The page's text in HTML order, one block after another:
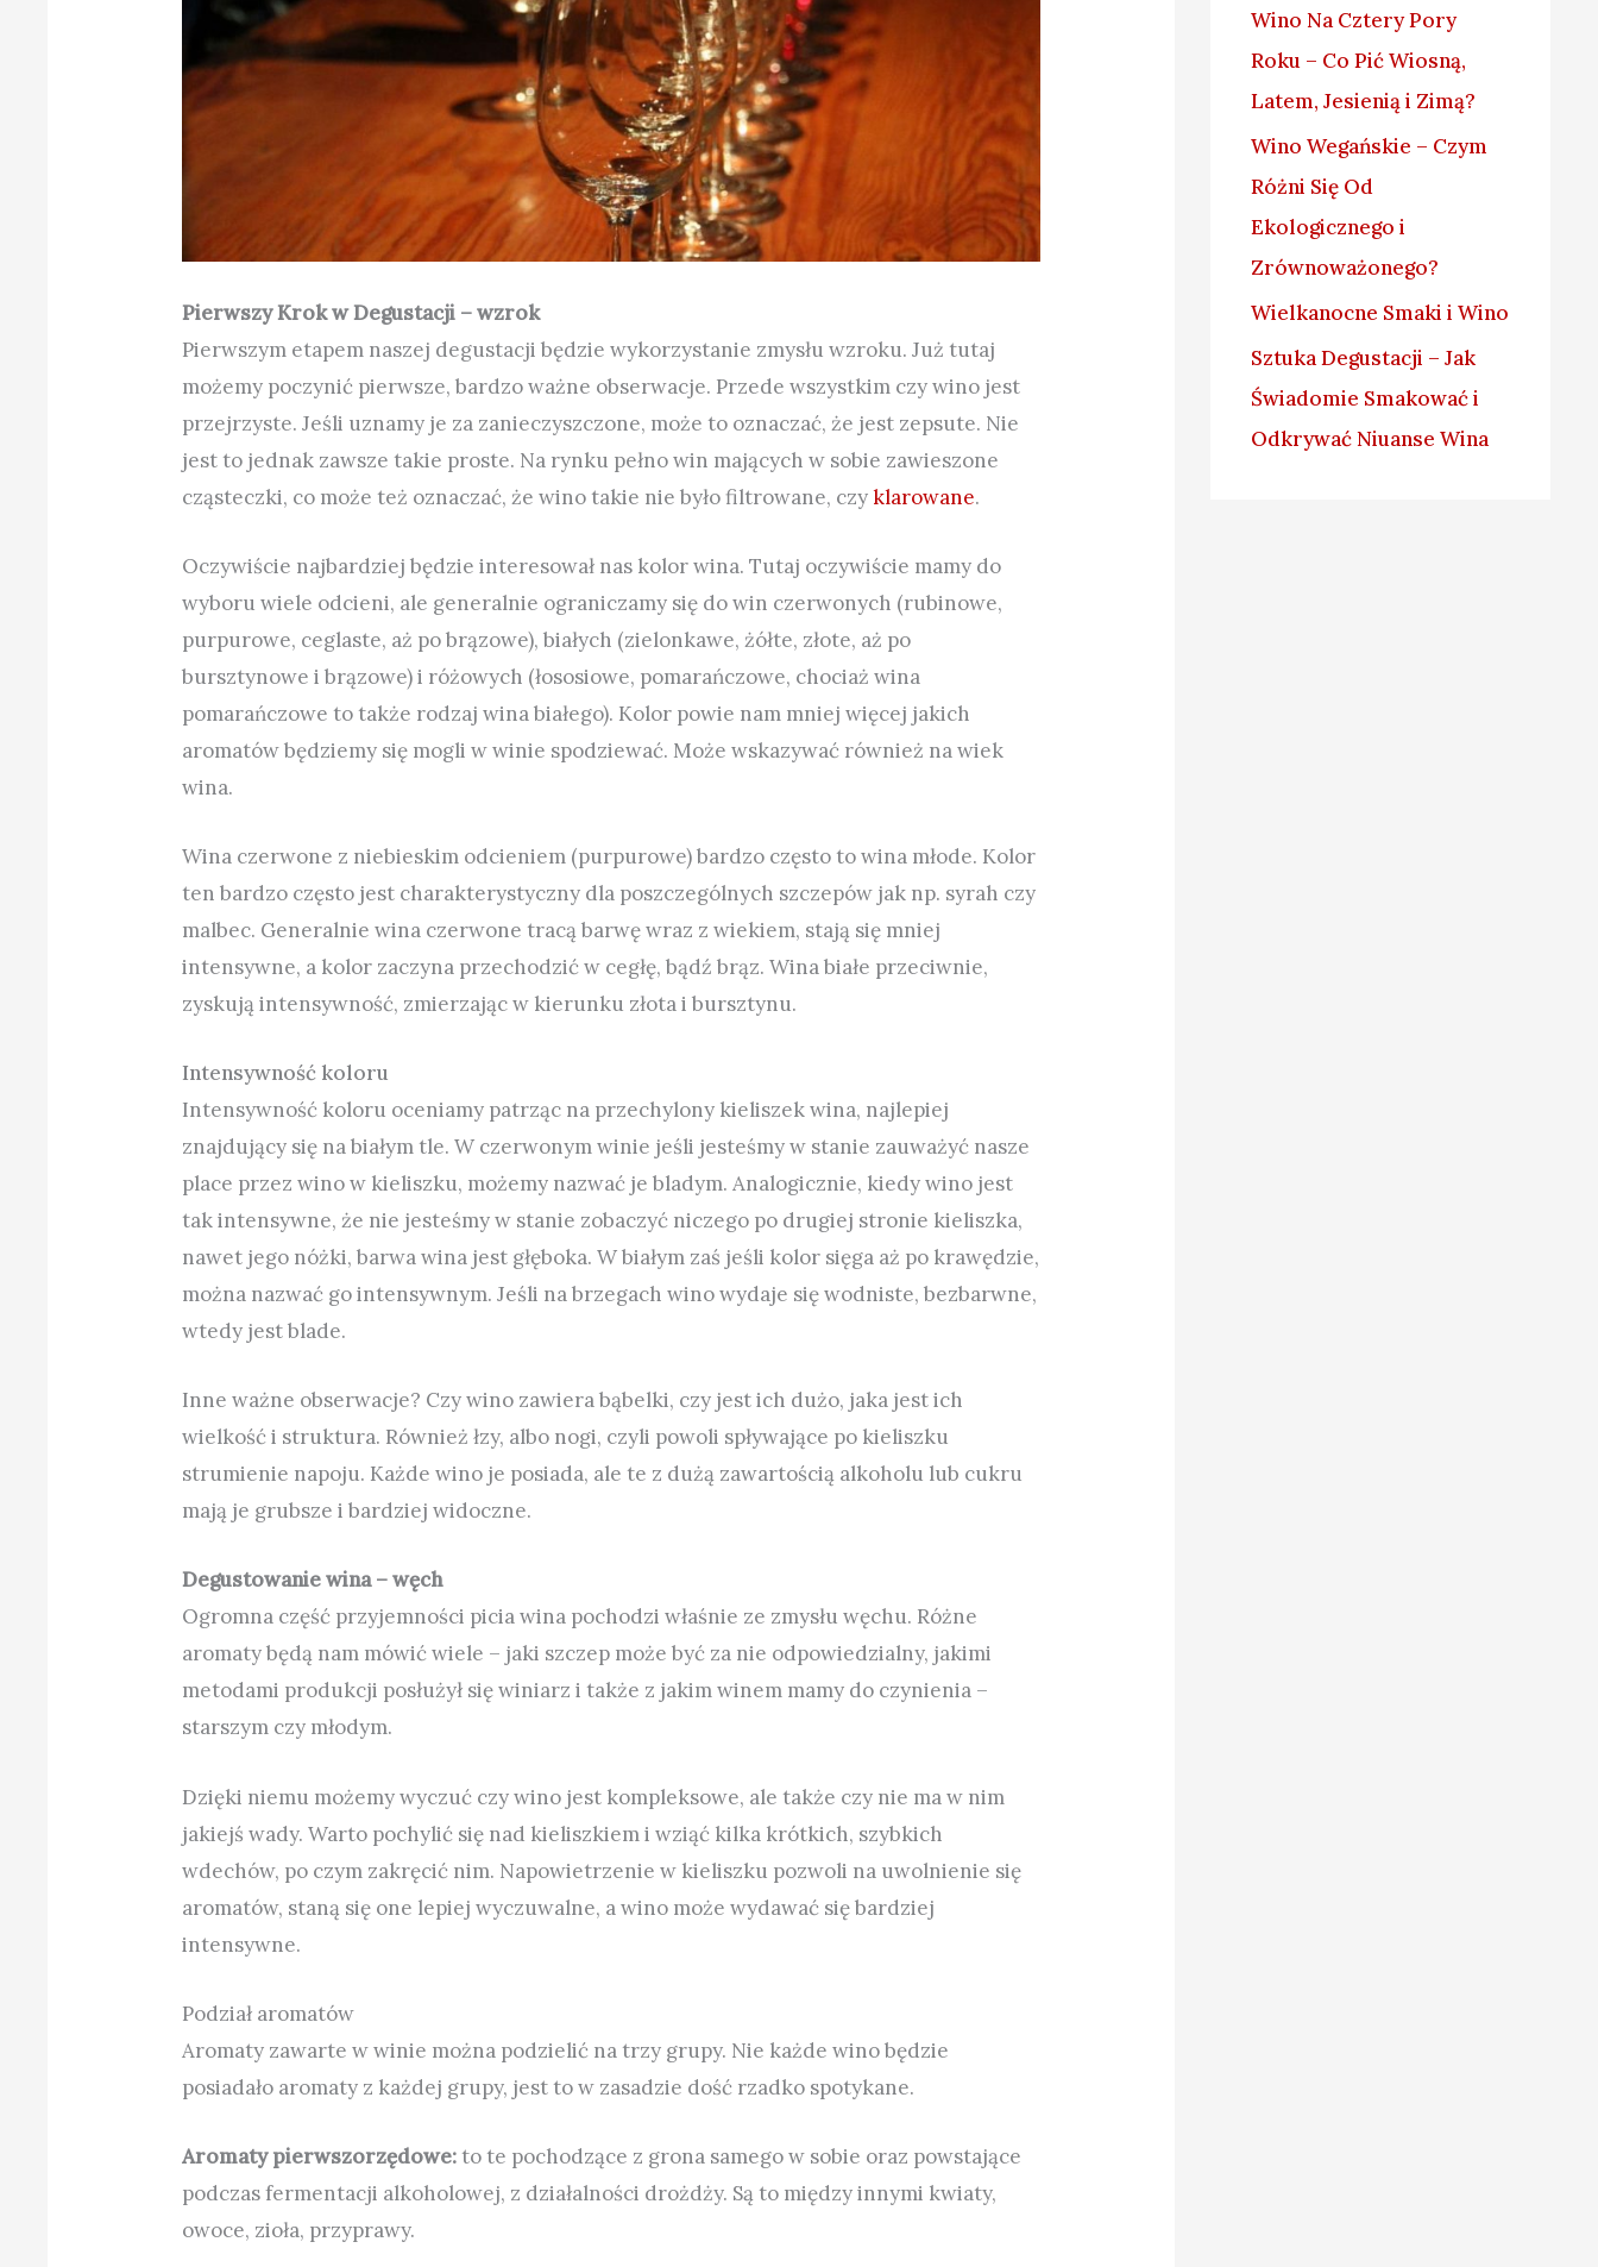
Pierwszy Krok w Degustacji – wzrok
Pierwszym etapem naszej degustacji będzie wykorzystanie zmysłu wzroku. Już tutaj
możemy poczynić pierwsze, bardzo ważne obserwacje. Przede wszystkim czy wino jest
przejrzyste. Jeśli uznamy je za zanieczyszczone, może to oznaczać, że jest zepsute. Nie
jest to jednak zawsze takie proste. Na rynku pełno win mających w sobie zawieszone
cząsteczki, co może też oznaczać, że wino takie nie było filtrowane, czyklarowane.
Oczywiście najbardziej będzie interesował nas kolor wina. Tutaj oczywiście mamy do
wyboru wiele odcieni, ale generalnie ograniczamy się do win czerwonych (rubinowe,
purpurowe, ceglaste, aż po brązowe), białych (zielonkawe, żółte, złote, aż po
bursztynowe i brązowe) i różowych (łososiowe, pomarańczowe, chociaż wina
pomarańczowe to także rodzaj wina białego). Kolor powie nam mniej więcej jakich
aromatów będziemy się mogli w winie spodziewać. Może wskazywać również na wiek
wina.
Wina czerwone z niebieskim odcieniem (purpurowe) bardzo często to wina młode. Kolor
ten bardzo często jest charakterystyczny dla poszczególnych szczepów jak np. syrah czy
malbec. Generalnie wina czerwone tracą barwę wraz z wiekiem, stają się mniej
intensywne, a kolor zaczyna przechodzić w cegłę, bądź brąz. Wina białe przeciwnie,
zyskują intensywność, zmierzając w kierunku złota i bursztynu.
Intensywność koloru
Intensywność koloru oceniamy patrząc na przechylony kieliszek wina, najlepiej
znajdujący się na białym tle. W czerwonym winie jeśli jesteśmy w stanie zauważyć nasze
place przez wino w kieliszku, możemy nazwać je bladym. Analogicznie, kiedy wino jest
tak intensywne, że nie jesteśmy w stanie zobaczyć niczego po drugiej stronie kieliszka,
nawet jego nóżki, barwa wina jest głęboka. W białym zaś jeśli kolor sięga aż po krawędzie,
można nazwać go intensywnym. Jeśli na brzegach wino wydaje się wodniste, bezbarwne,
wtedy jest blade.
Inne ważne obserwacje? Czy wino zawiera bąbelki, czy jest ich dużo, jaka jest ich
wielkość i struktura. Również łzy, albo nogi, czyli powoli spływające po kieliszku
strumienie napoju. Każde wino je posiada, ale te z dużą zawartością alkoholu lub cukru
mają je grubsze i bardziej widoczne.
Degustowanie wina – węch
Ogromna część przyjemności picia wina pochodzi właśnie ze zmysłu węchu. Różne
aromaty będą nam mówić wiele – jaki szczep może być za nie odpowiedzialny, jakimi
metodami produkcji posłużył się winiarz i także z jakim winem mamy do czynienia –
starszym czy młodym.
Dzięki niemu możemy wyczuć czy wino jest kompleksowe, ale także czy nie ma w nim
jakiejś wady. Warto pochylić się nad kieliszkiem i wziąć kilka krótkich, szybkich
wdechów, po czym zakręcić nim. Napowietrzenie w kieliszku pozwoli na uwolnienie się
aromatów, staną się one lepiej wyczuwalne, a wino może wydawać się bardziej
intensywne.
Podział aromatów
Aromaty zawarte w winie można podzielić na trzy grupy. Nie każde wino będzie
posiadało aromaty z każdej grupy, jest to w zasadzie dość rzadko spotykane.
Aromaty pierwszorzędowe:to te pochodzące z grona samego w sobie oraz powstające
podczas fermentacji alkoholowej, z działalności drożdży. Są to między innymi kwiaty,
owoce, zioła, przyprawy.
Wino Na Cztery Pory
Roku – Co Pić Wiosną,
Latem, Jesienią i Zimą?
Wino Wegańskie – Czym
Różni Się Od
Ekologicznego i
Zrównoważonego?
Wielkanocne Smaki i Wino
Sztuka Degustacji – Jak
Świadomie Smakować i
Odkrywać Niuanse Wina